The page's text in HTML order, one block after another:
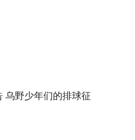
乌野少年们的排球征